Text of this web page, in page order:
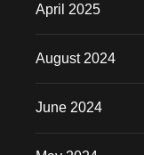
April 2025
August 2024
June 2024